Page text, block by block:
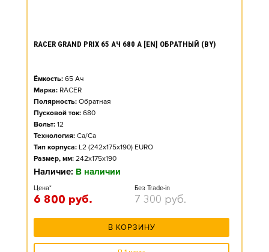
RACER GRAND PRIX 65 АЧ 680 А [EN] ОБРАТНЫЙ (BY)
Ёмкость: 65 Ач
Марка: RACER
Полярность: Обратная
Пусковой ток: 680
Вольт: 12
Технология: Ca/Ca
Тип корпуса: L2 (242x175x190) EURO
Размер, мм: 242x175x190
Наличие: В наличии
Цена*
6 800 руб.
Без Trade-in
7 300 руб.
В КОРЗИНУ